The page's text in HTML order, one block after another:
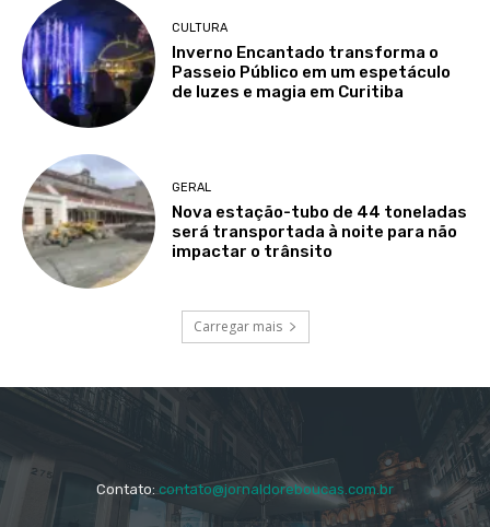
CULTURA
Inverno Encantado transforma o
Passeio Público em um espetáculo
de luzes e magia em Curitiba
GERAL
Nova estação-tubo de 44 toneladas
será transportada à noite para não
impactar o trânsito
Carregar mais
Contato: contato@jornaldoreboucas.com.br